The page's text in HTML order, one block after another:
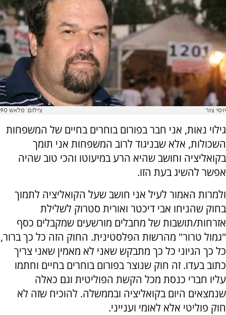
יוסי צור צילום: פלאש 90
גילוי נאות, אני חבר בפורום בוחרים בחיים של המשפחות
השכולות, אלא שבניגוד לרוב המשפחות אני תומך
בקואליציה וחושב שהיא הרע במיעוטו והכי טוב שהיה
אפשר להשיג בעת הזו.
ולמרות האמור לעיל אני חושב שעל הקואליציה לתמוך
בחוק שהניחו אבי דיכטר ואורית סטרוק לשלילת
אזרחות/תושבות של מחבלים מורשעים שמקבלים כסף
"גמול טרור" מהרשות הפלסטינית. החוק הזה כל כך ברור,
כל כך הגיוני כל כך מתבקש שאני לא מאמין שאני צריך
כתוב בעדו. זה חוק שנוצר בפורום בוחרים בחיים וחתמו
עליו חברי כנסת מכל הקשת הפוליטית וגם כאלה
שנמצאים היום בקואליציה ובממשלה. להוכיח שזה לא
חוק פוליטי אלא לאומי וענייני.